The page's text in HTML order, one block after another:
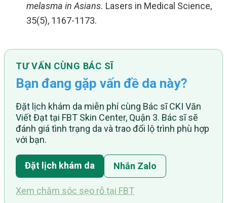
melasma in Asians. Lasers in Medical Science,
35(5), 1167-1173.
TƯ VẤN CÙNG BÁC SĨ
Bạn đang gặp vấn đề da này?
Đặt lịch khám da miễn phí cùng Bác sĩ CKI Văn
Viết Đạt tại FBT Skin Center, Quận 3. Bác sĩ sẽ
đánh giá tình trạng da và trao đổi lộ trình phù hợp
với bạn.
Đặt lịch khám da Nhắn Zalo
Xem chăm sóc sẹo rỗ tại FBT